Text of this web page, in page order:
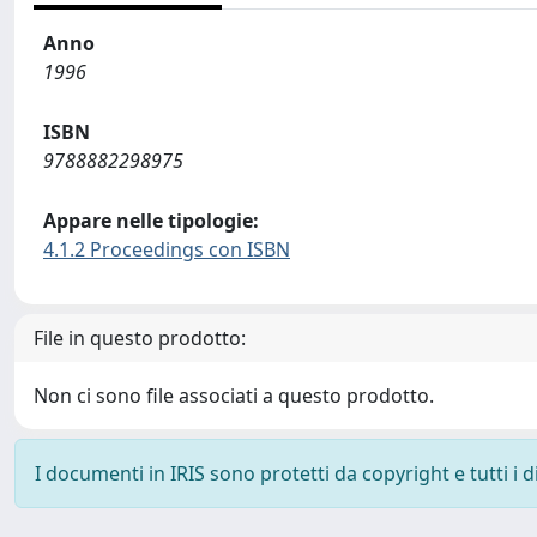
Anno
1996
ISBN
9788882298975
Appare nelle tipologie:
4.1.2 Proceedings con ISBN
File in questo prodotto:
Non ci sono file associati a questo prodotto.
I documenti in IRIS sono protetti da copyright e tutti i